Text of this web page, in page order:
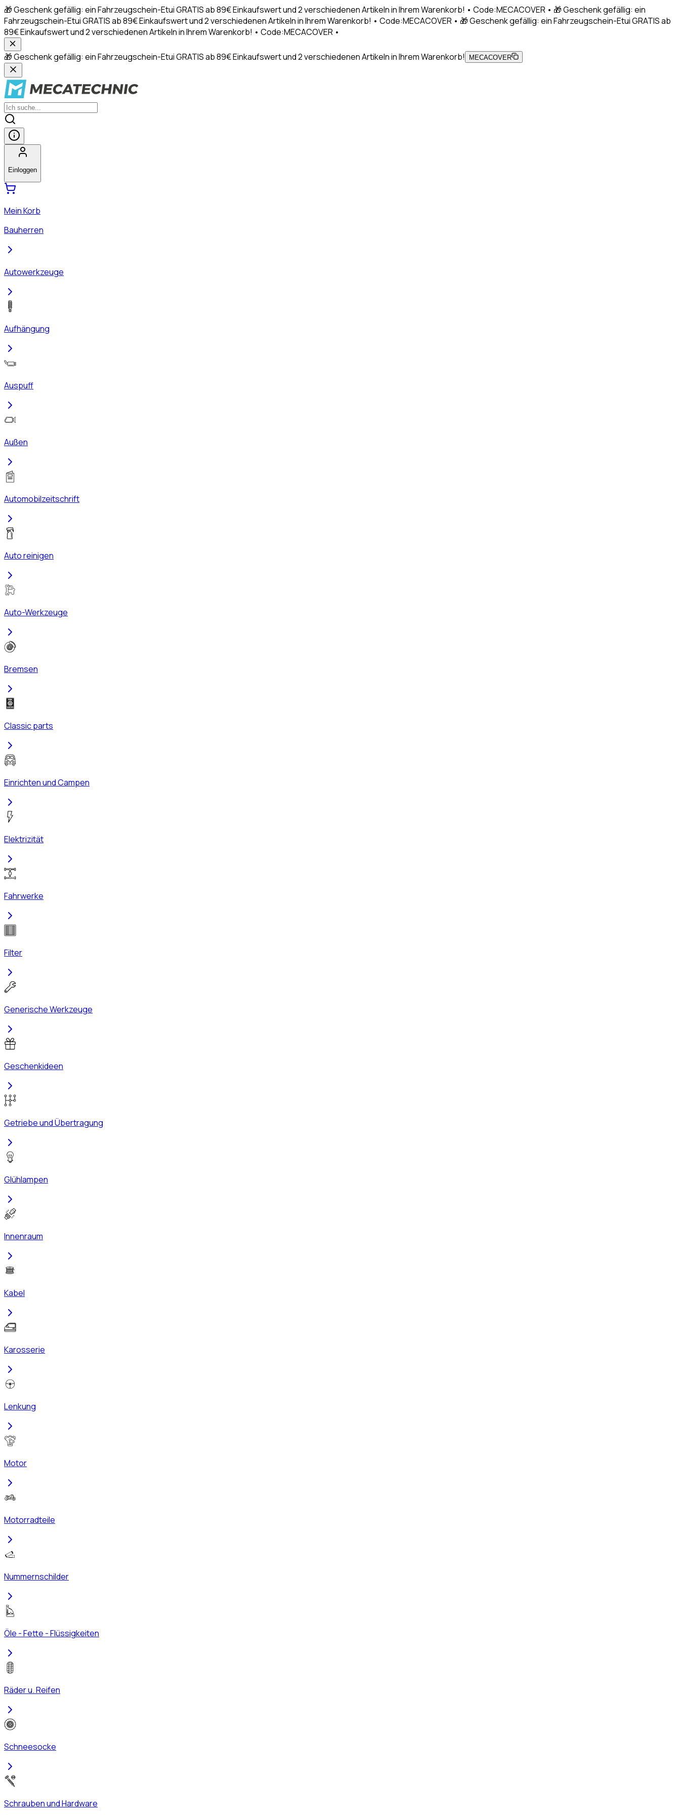
🎁 Geschenk gefällig: ein Fahrzeugschein-Etui GRATIS ab 89€ Einkaufswert und 2 verschiedenen Artikeln in Ihrem Warenkorb! • Code:MECACOVER • 🎁 Geschenk gefällig: ein
Fahrzeugschein-Etui GRATIS ab 89€ Einkaufswert und 2 verschiedenen Artikeln in Ihrem Warenkorb! • Code:MECACOVER • 🎁 Geschenk gefällig: ein Fahrzeugschein-Etui GRATIS ab
89€ Einkaufswert und 2 verschiedenen Artikeln in Ihrem Warenkorb! • Code:MECACOVER •
🎁 Geschenk gefällig: ein Fahrzeugschein-Etui GRATIS ab 89€ Einkaufswert und 2 verschiedenen Artikeln in Ihrem Warenkorb! MECACOVER
Einloggen
Mein Korb
Bauherren
Autowerkzeuge
Aufhängung
Auspuff
Außen
Automobilzeitschrift
Auto reinigen
Auto-Werkzeuge
Bremsen
Classic parts
Einrichten und Campen
Elektrizität
Fahrwerke
Filter
Generische Werkzeuge
Geschenkideen
Getriebe und Übertragung
Glühlampen
Innenraum
Kabel
Karosserie
Lenkung
Motor
Motorradteile
Nummernschilder
Öle - Fette - Flüssigkeiten
Räder u. Reifen
Schneesocke
Schrauben und Hardware